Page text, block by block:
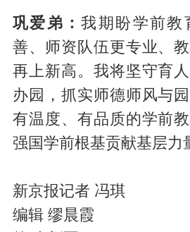
巩爱弟：我期盼学前教
善、师资队伍更专业、
再上新高。我将坚守育
办园，抓实师德师风与
有温度、有品质的学前
强国学前根基贡献基层力
新京报记者 冯琪
编辑 缪晨霞